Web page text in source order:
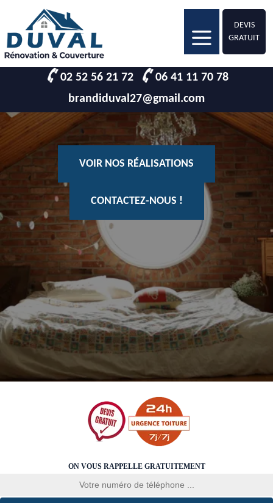
DEVIS
GRATUIT
02 52 56 21 72
06 41 11 70 78
brandiduval27@gmail.com
VOIR NOS RÉALISATIONS
CONTACTEZ-NOUS !
ON VOUS RAPPELLE GRATUITEMENT